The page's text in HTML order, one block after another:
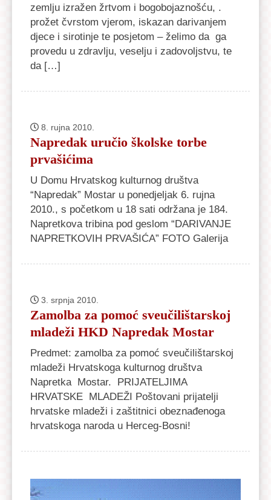
zemlju izražen žrtvom i bogobojaznošću, .
prožet čvrstom vjerom, iskazan darivanjem
djece i sirotinje te posjetom – želimo da ga
provedu u zdravlju, veselju i zadovoljstvu, te
da […]
8. rujna 2010.
Napredak uručio školske torbe
prvašićima
U Domu Hrvatskog kulturnog društva
“Napredak” Mostar u ponedjeljak 6. rujna
2010., s početkom u 18 sati održana je 184.
Napretkova tribina pod geslom “DARIVANJE
NAPRETKOVIH PRVAŠIĆA” FOTO Galerija
3. srpnja 2010.
Zamolba za pomoć sveučilištarskoj
mladeži HKD Napredak Mostar
Predmet: zamolba za pomoć sveučilištarskoj
mladeži Hrvatskoga kulturnog društva
Napretka Mostar. PRIJATELJIMA
HRVATSKE MLADEŽI Poštovani prijatelji
hrvatske mladeži i zaštitnici obeznađenoga
hrvatskoga naroda u Herceg-Bosni!